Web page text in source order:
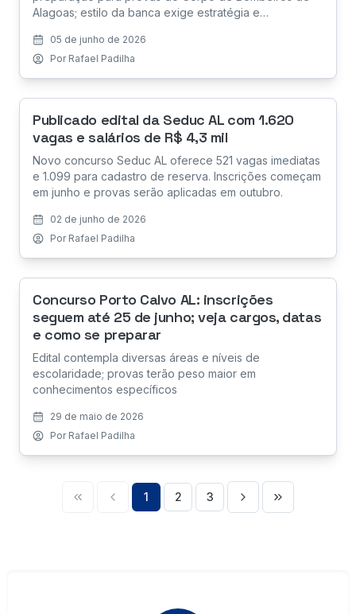
Alagoas; estilo da banca exige estratégia e
05 de junho de 2026
Por Rafael Padilha
Publicado edital da Seduc AL com 1.620
vagas e salários de R$ 4,3 mil
Novo concurso Seduc AL oferece 521 vagas imediatas
e 1.099 para cadastro de reserva. Inscrições começam
em junho e provas serão aplicadas em outubro.
02 de junho de 2026
Por Rafael Padilha
Concurso Porto Calvo AL: inscrições
seguem até 25 de junho; veja cargos, datas
e como se preparar
Edital contempla diversas áreas e níveis de
escolaridade; provas terão peso maior em
conhecimentos específicos
29 de maio de 2026
Por Rafael Padilha
1 2 3